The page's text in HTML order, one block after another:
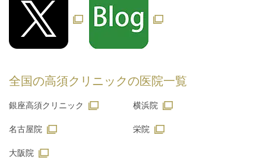
全国の高須クリニックの医院一覧
銀座高須クリニック 横浜院
名古屋院 栄院
大阪院